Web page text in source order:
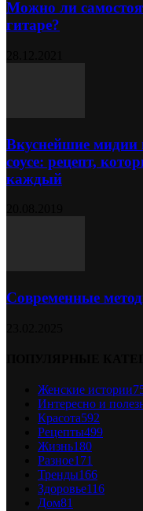
Можно ли
гитаре?
Вкуснейшие мидии
соусе: рецепт,
каждый
Современные
Женские истории
Интересно и
Красота592
Рецепты499
Жизнь180
Разное171
Тренды166
Здоровье116
Дом81